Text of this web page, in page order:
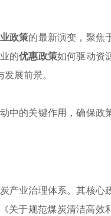
政策的最新演变，聚焦
的优惠政策如何驱动资
展前景。
中的关键作用，确保政
产业治理体系。其核心
关于规范煤炭清洁高效